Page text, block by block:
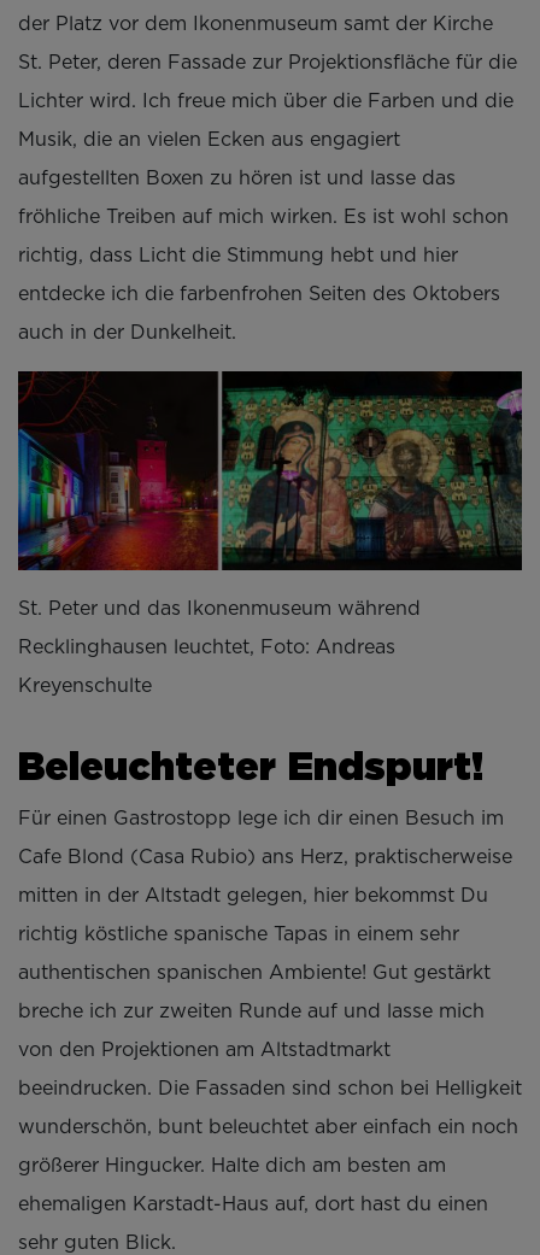
der Platz vor dem Ikonenmuseum samt der Kirche
St. Peter, deren Fassade zur Projektionsfläche für die
Lichter wird. Ich freue mich über die Farben und die
Musik, die an vielen Ecken aus engagiert
aufgestellten Boxen zu hören ist und lasse das
fröhliche Treiben auf mich wirken. Es ist wohl schon
richtig, dass Licht die Stimmung hebt und hier
entdecke ich die farbenfrohen Seiten des Oktobers
auch in der Dunkelheit.
St. Peter und das Ikonenmuseum während
Recklinghausen leuchtet, Foto: Andreas
Kreyenschulte
Beleuchteter Endspurt!
Für einen Gastrostopp lege ich dir einen Besuch im
Cafe Blond (Casa Rubio) ans Herz, praktischerweise
mitten in der Altstadt gelegen, hier bekommst Du
richtig köstliche spanische Tapas in einem sehr
authentischen spanischen Ambiente! Gut gestärkt
breche ich zur zweiten Runde auf und lasse mich
von den Projektionen am Altstadtmarkt
beeindrucken. Die Fassaden sind schon bei Helligkeit
wunderschön, bunt beleuchtet aber einfach ein noch
größerer Hingucker. Halte dich am besten am
ehemaligen Karstadt-Haus auf, dort hast du einen
sehr guten Blick.